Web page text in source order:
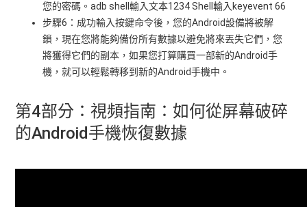
您的密碼。adb shell輸入文本1234 Shell輸入keyevent 66
步驟6：成功輸入按鍵命令後，您的Android設備將被解
鎖，現在您將能夠備份所有數據以避免將來丟失它們，您
將獲得它們的副本，如果您打算購買一部新的Android手
機，就可以輕鬆轉移到新的Android手機中。
第4部分：視頻指南：如何從屏幕破碎
的Android手機恢復數據